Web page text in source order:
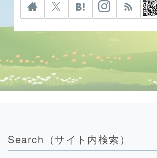
Search（サイト内検索）